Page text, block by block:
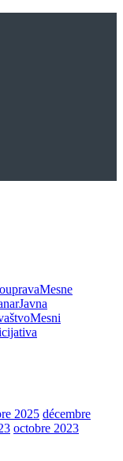
Mesne
Javna
Mesni
2025 décembre
octobre 2023